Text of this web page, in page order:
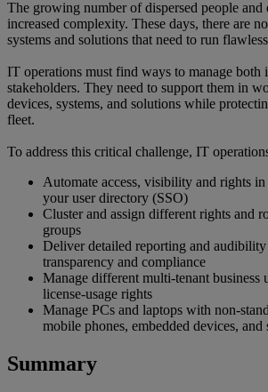
The growing number of dispersed people and
increased complexity. These days, there are
systems and solutions that need to run
IT operations must find ways to manage both
stakeholders. They need to support them in
devices, systems, and solutions while
fleet.
To address this critical challenge, IT
Automate access, visibility and rights
your user directory (SSO)
Cluster and assign different rights and
groups
Deliver detailed reporting and audibility
transparency and compliance
Manage different multi-tenant business
license-usage rights
Manage PCs and laptops with non-
mobile phones, embedded devices, and
Summary